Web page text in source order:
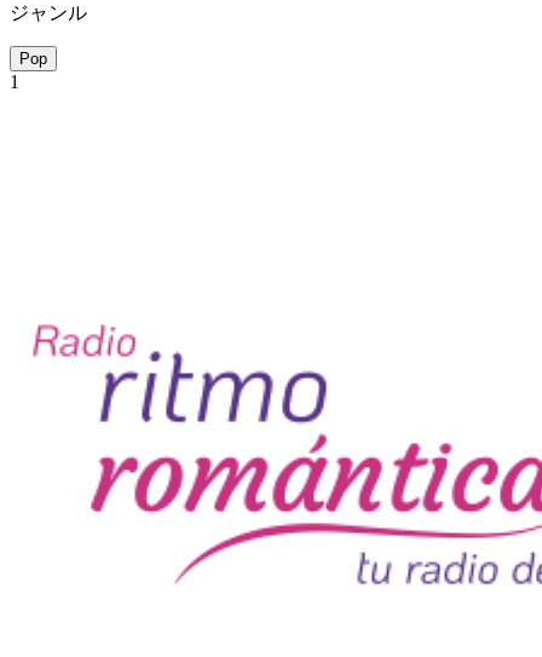
ジャンル
Pop
1